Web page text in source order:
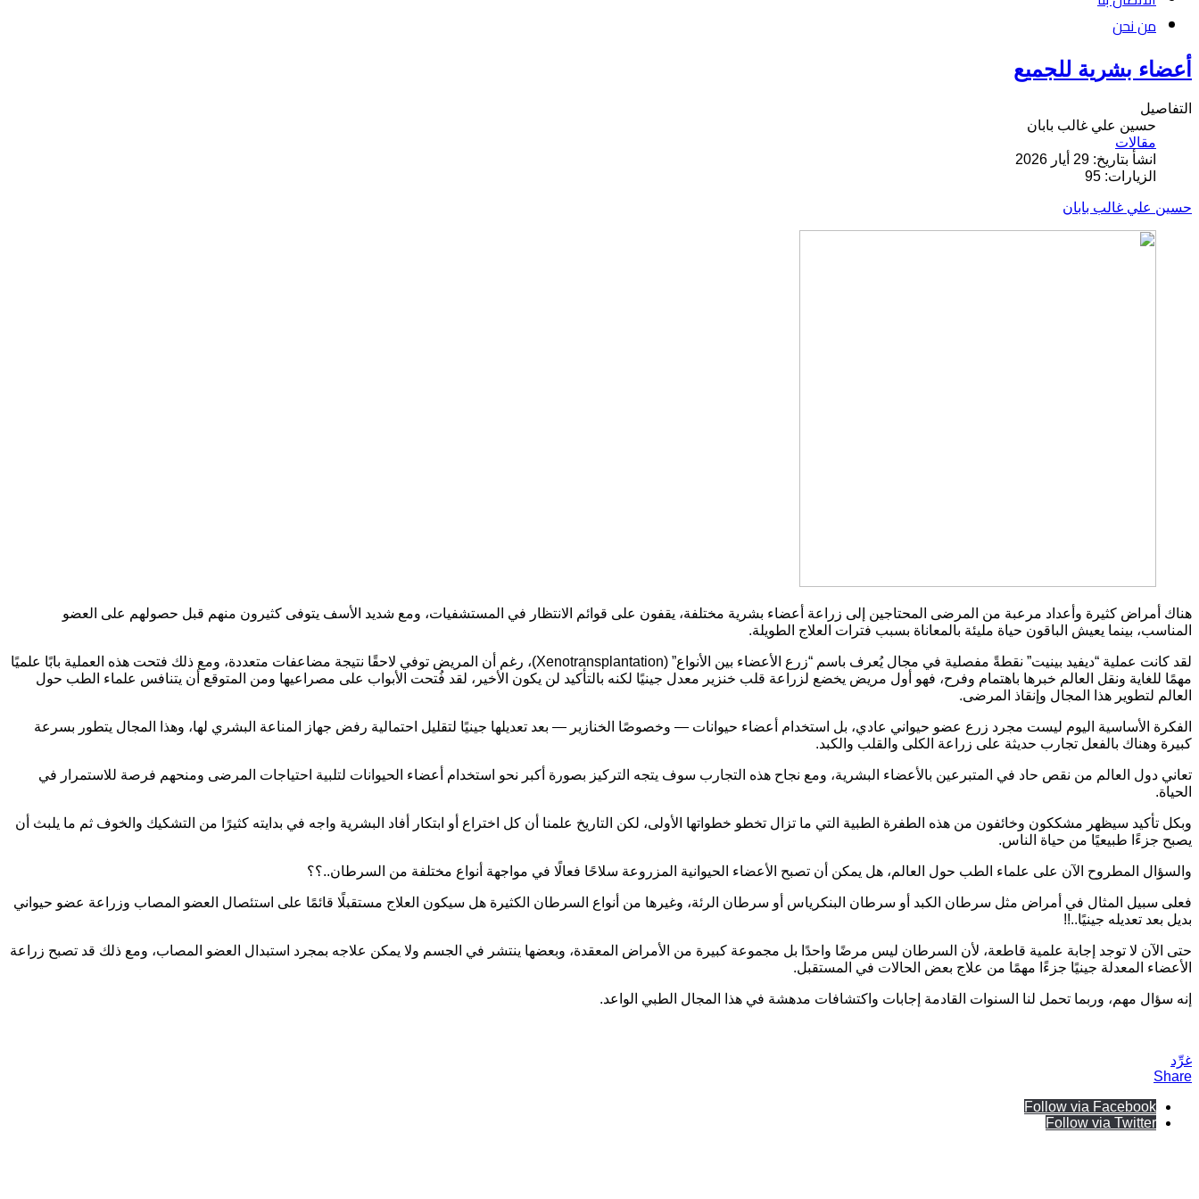
من نحن
أعضاء بشرية للجميع
التفاصيل
حسين علي غالب بابان
مقالات
انشأ بتاريخ: 29 أيار 2026
الزيارات: 95
حسين علي غالب بابان
هناك أمراض كثيرة وأعداد مرعبة من المرضى المحتاجين إلى زراعة أعضاء بشرية مختلفة، يقفون على قوائم الانتظار في المستشفيات، ومع شديد الأسف يتوفى كثيرون منهم قبل حصولهم على العضو
المناسب، بينما يعيش الباقون حياة مليئة بالمعاناة بسبب فترات العلاج الطويلة.
لقد كانت عملية “ديفيد بينيت” نقطةً مفصلية في مجال يُعرف باسم “زرع الأعضاء بين الأنواع” (Xenotransplantation)
، رغم أن المريض توفي لاحقًا نتيجة مضاعفات متعددة، ومع ذلك فتحت هذه العملية بابًا علميًا
مهمًا للغاية ونقل العالم خبرها باهتمام وفرح، فهو أول مريض يخضع لزراعة قلب خنزير معدل جينيًا لكنه بالتأكيد لن يكون الأخير، لقد فُتحت الأبواب على مصراعيها ومن المتوقع أن يتنافس علماء الطب حول
العالم لتطوير هذا المجال وإنقاذ المرضى.
الفكرة الأساسية اليوم ليست مجرد زرع عضو حيواني عادي، بل استخدام أعضاء حيوانات — وخصوصًا الخنازير — بعد تعديلها جينيًا لتقليل احتمالية رفض جهاز المناعة البشري لها، وهذا المجال يتطور بسرعة
كبيرة وهناك بالفعل تجارب حديثة على زراعة الكلى والقلب والكبد.
تعاني دول العالم من نقص حاد في المتبرعين بالأعضاء البشرية، ومع نجاح هذه التجارب سوف يتجه التركيز بصورة أكبر نحو استخدام أعضاء الحيوانات لتلبية احتياجات المرضى ومنحهم فرصة للاستمرار في
الحياة.
وبكل تأكيد سيظهر مشككون وخائفون من هذه الطفرة الطبية التي ما تزال تخطو خطواتها الأولى، لكن التاريخ علمنا أن كل اختراع أو ابتكار أفاد البشرية واجه في بدايته كثيرًا من التشكيك والخوف ثم ما يلبث أن
يصبح جزءًا طبيعيًا من حياة الناس.
والسؤال المطروح الآن على علماء الطب حول العالم، هل يمكن أن تصبح الأعضاء الحيوانية المزروعة سلاحًا فعالًا في مواجهة أنواع مختلفة من السرطان..؟؟
فعلى سبيل المثال في أمراض مثل سرطان الكبد أو سرطان البنكرياس أو سرطان الرئة، وغيرها من أنواع السرطان الكثيرة هل سيكون العلاج مستقبلًا قائمًا على استئصال العضو المصاب وزراعة عضو حيواني
بديل بعد تعديله جينيًا..!!
حتى الآن لا توجد إجابة علمية قاطعة، لأن السرطان ليس مرضًا واحدًا بل مجموعة كبيرة من الأمراض المعقدة، وبعضها ينتشر في الجسم ولا يمكن علاجه بمجرد استبدال العضو المصاب، ومع ذلك قد تصبح زراعة
الأعضاء المعدلة جينيًا جزءًا مهمًا من علاج بعض الحالات في المستقبل.
إنه سؤال مهم، وربما تحمل لنا السنوات القادمة إجابات واكتشافات مدهشة في هذا المجال الطبي الواعد.
غرِّد
Share
Follow via Facebook
Follow via Twitter